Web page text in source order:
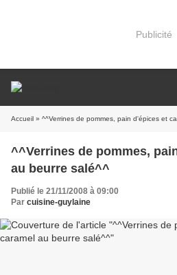
Publicité
Accueil » ^^Verrines de pommes, pain d'épices et
^^Verrines de pommes,
au beurre salé^^
Publié le 21/11/2008 à 09:00
Par cuisine-guylaine